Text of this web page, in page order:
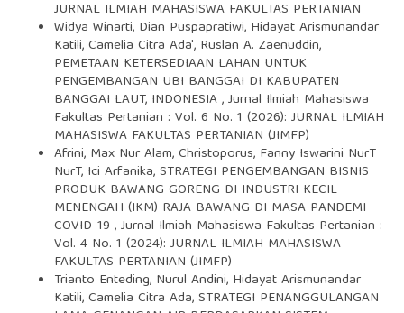
JURNAL ILMIAH MAHASISWA FAKULTAS PERTANIAN
Widya Winarti, Dian Puspapratiwi, Hidayat Arismunandar
Katili, Camelia Citra Ada', Ruslan A. Zaenuddin,
PEMETAAN KETERSEDIAAN LAHAN UNTUK
PENGEMBANGAN UBI BANGGAI DI KABUPATEN
BANGGAI LAUT, INDONESIA,Jurnal Ilmiah Mahasiswa
Fakultas Pertanian : Vol. 6 No. 1 (2026): JURNAL ILMIAH
MAHASISWA FAKULTAS PERTANIAN (JIMFP)
Afrini, Max Nur Alam, Christoporus, Fanny Iswarini NurT
NurT, Ici Arfanika,STRATEGI PENGEMBANGAN BISNIS
PRODUK BAWANG GORENG DI INDUSTRI KECIL
MENENGAH (IKM) RAJA BAWANG DI MASA PANDEMI
COVID-19 ,Jurnal Ilmiah Mahasiswa Fakultas Pertanian :
Vol. 4 No. 1 (2024): JURNAL ILMIAH MAHASISWA
FAKULTAS PERTANIAN (JIMFP)
Trianto Enteding, Nurul Andini, Hidayat Arismunandar
Katili, Camelia Citra Ada,STRATEGI PENANGGULANGAN